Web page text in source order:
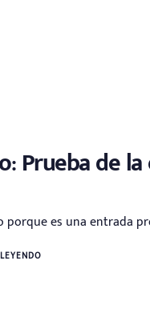
Prueba de la
porque es una entrada